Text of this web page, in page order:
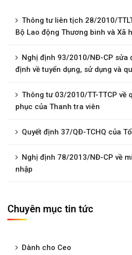
Thông tư liên tịch 28/2010/
Bộ Lao động Thương binh và Xã
Nghị định 93/2010/NĐ-CP sửa
định về tuyển dụng, sử dụng và
Thông tư 03/2010/TT-TTCP về
phục của Thanh tra viên
Quyết định 37/QĐ-TCHQ của
Nghị định 78/2013/NĐ-CP về
nhập
Chuyên mục tin tức
Dành cho Ceo